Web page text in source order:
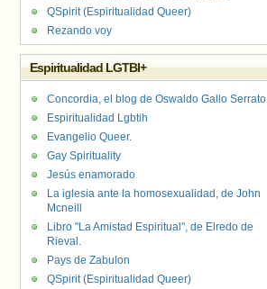
QSpirit (Espiritualidad Queer)
Rezando voy
Espiritualidad LGTBI+
Concordia, el blog de Oswaldo Gallo Serrato
Espiritualidad Lgbtih
Evangelio Queer.
Gay Spirituality
Jesús enamorado
La iglesia ante la homosexualidad, de John
Mcneill
Libro "La Amistad Espiritual", de Elredo de
Rieval.
Pays de Zabulon
QSpirit (Espiritualidad Queer)